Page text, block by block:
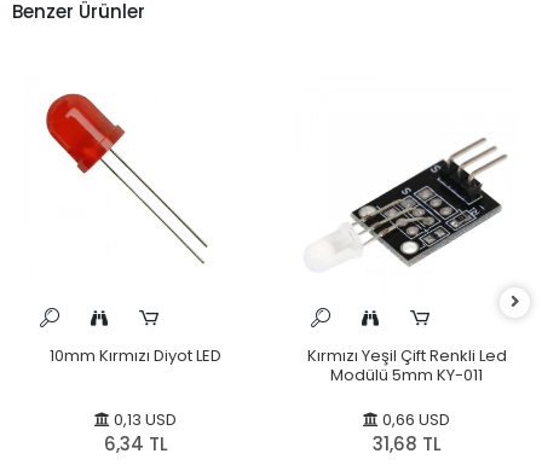
Benzer Ürünler
10mm Kırmızı Diyot LED
0,13 USD
6,34 TL
Kırmızı Yeşil Çift Renkli Led
Modülü 5mm KY-011
0,66 USD
31,68 TL